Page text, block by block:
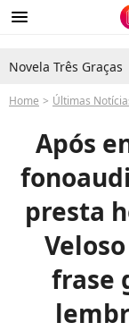
menu
Novela Três Graças
Home Últimas
Após
presta
frase